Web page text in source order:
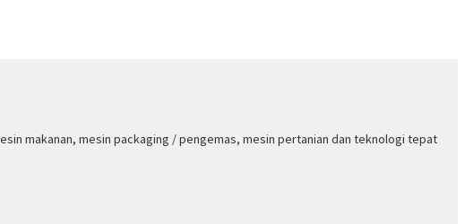
makanan, mesin packaging / pengemas, mesin pertanian dan teknologi tepat